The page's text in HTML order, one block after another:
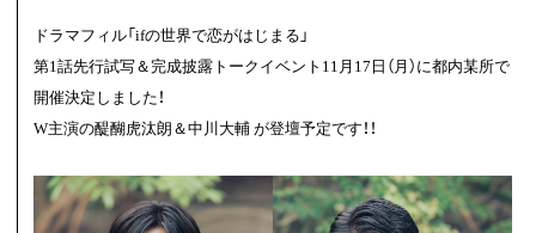
ドラマフィル「ifの世界で恋がはじまる」
第1話先行試写＆完成披露トークイベント11月17日（月）に都内某所で
開催決定しました！
W主演の醍醐虎汰朗＆中川大輔 が登壇予定です！！